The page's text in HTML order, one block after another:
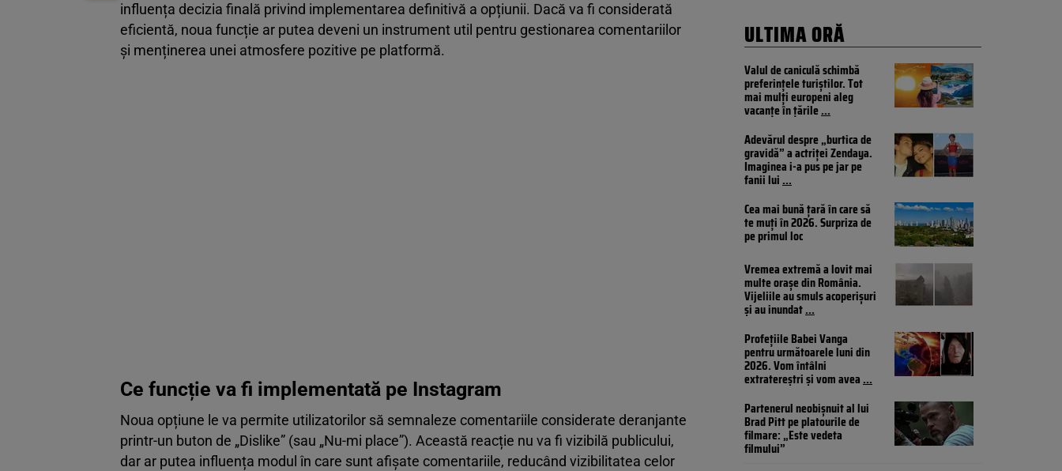
influența decizia finală privind implementarea definitivă a opțiunii. Dacă va fi considerată
eficientă, noua funcție ar putea deveni un instrument util pentru gestionarea comentariilor
și menținerea unei atmosfere pozitive pe platformă.
Ce funcție va fi implementată pe Instagram
Noua opțiune le va permite utilizatorilor să semnaleze comentariile considerate deranjante
printr-un buton de „Dislike” (sau „Nu-mi place”). Această reacție nu va fi vizibilă publicului,
dar ar putea influența modul în care sunt afișate comentariile, reducând vizibilitatea celor
ULTIMA ORĂ
Valul de caniculă schimbă
preferințele turiștilor. Tot
mai mulți europeni aleg
vacanțe în țările...
Adevărul despre „burtica de
gravidă” a actriței Zendaya.
Imaginea i-a pus pe jar pe
fanii lui...
Cea mai bună țară în care să
te muți în 2026. Surpriza de
pe primul loc
Vremea extremă a lovit mai
multe orașe din România.
Vijeliile au smuls acoperișuri
și au inundat...
Profețiile Babei Vanga
pentru următoarele luni din
2026. Vom întâlni
extratereștri și vom avea...
Partenerul neobișnuit al lui
Brad Pitt pe platourile de
filmare: „Este vedeta
filmului”